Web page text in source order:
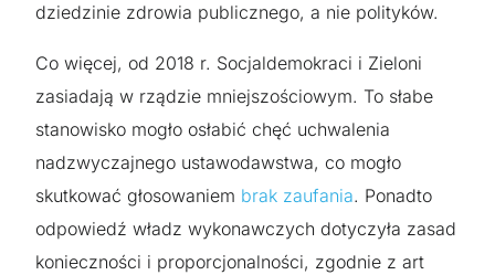
dziedzinie zdrowia publicznego, a nie polityków.
Co więcej, od 2018 r. Socjaldemokraci i Zieloni
zasiadają w rządzie mniejszościowym. To słabe
stanowisko mogło osłabić chęć uchwalenia
nadzwyczajnego ustawodawstwa, co mogło
skutkować głosowaniem brak zaufania. Ponadto
odpowiedź władz wykonawczych dotyczyła zasad
konieczności i proporcjonalności, zgodnie z art